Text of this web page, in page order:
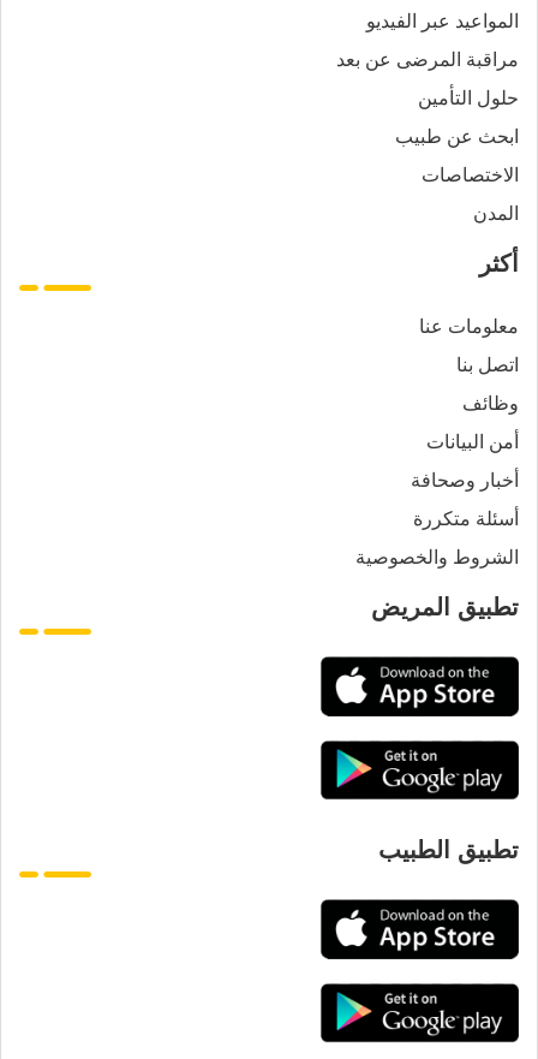
المواعيد عبر الفيديو
مراقبة المرضى عن بعد
حلول التأمين
ابحث عن طبيب
الاختصاصات
المدن
أكثر
معلومات عنا
اتصل بنا
وظائف
أمن البيانات
أخبار وصحافة
أسئلة متكررة
الشروط والخصوصية
تطبيق المريض
تطبيق الطبيب